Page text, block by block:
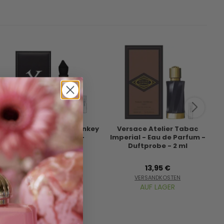
Xerjoff Tony Iommi Monkey
Special - Parfum -
Duftprobe - 2 ml
13,95 €
VERSANDKOSTEN
AUF LAGER
Versace Atelier Tabac
Imperial - Eau de Parfum -
Duftprobe - 2 ml
13,95 €
VERSANDKOSTEN
AUF LAGER